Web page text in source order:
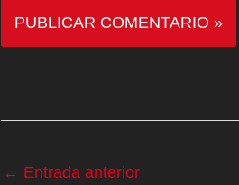
← Entrada anterior